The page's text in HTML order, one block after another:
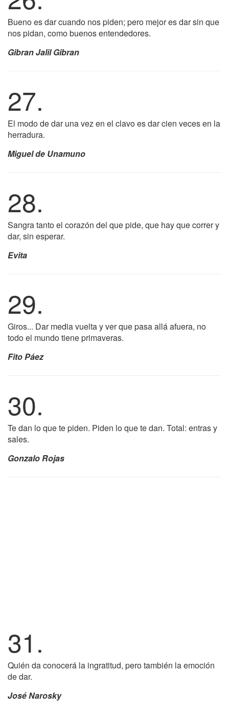
Bueno es dar cuando nos piden; pero mejor es dar sin que
nos pidan, como buenos entendedores.
Gibran Jalil Gibran
27.
El modo de dar una vez en el clavo es dar cien veces en la
herradura.
Miguel de Unamuno
28.
Sangra tanto el corazón del que pide, que hay que correr y
dar, sin esperar.
Evita
29.
Giros... Dar media vuelta y ver que pasa allá afuera, no
todo el mundo tiene primaveras.
Fito Páez
30.
Te dan lo que te piden. Piden lo que te dan. Total: entras y
sales.
Gonzalo Rojas
31.
Quién da conocerá la ingratitud, pero también la emoción
de dar.
José Narosky